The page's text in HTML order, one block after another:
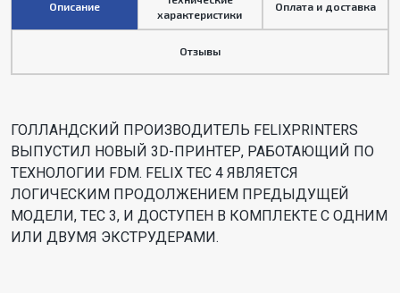
Описание
характеристики
Оплата и доставка
Отзывы
ГОЛЛАНДСКИЙ ПРОИЗВОДИТЕЛЬ FELIXPRINTERS
ВЫПУСТИЛ НОВЫЙ 3D-ПРИНТЕР, РАБОТАЮЩИЙ ПО
ТЕХНОЛОГИИ FDM. FELIX TEC 4 ЯВЛЯЕТСЯ
ЛОГИЧЕСКИМ ПРОДОЛЖЕНИЕМ ПРЕДЫДУЩЕЙ
МОДЕЛИ, TEC 3, И ДОСТУПЕН В КОМПЛЕКТЕ С ОДНИМ
ИЛИ ДВУМЯ ЭКСТРУДЕРАМИ.